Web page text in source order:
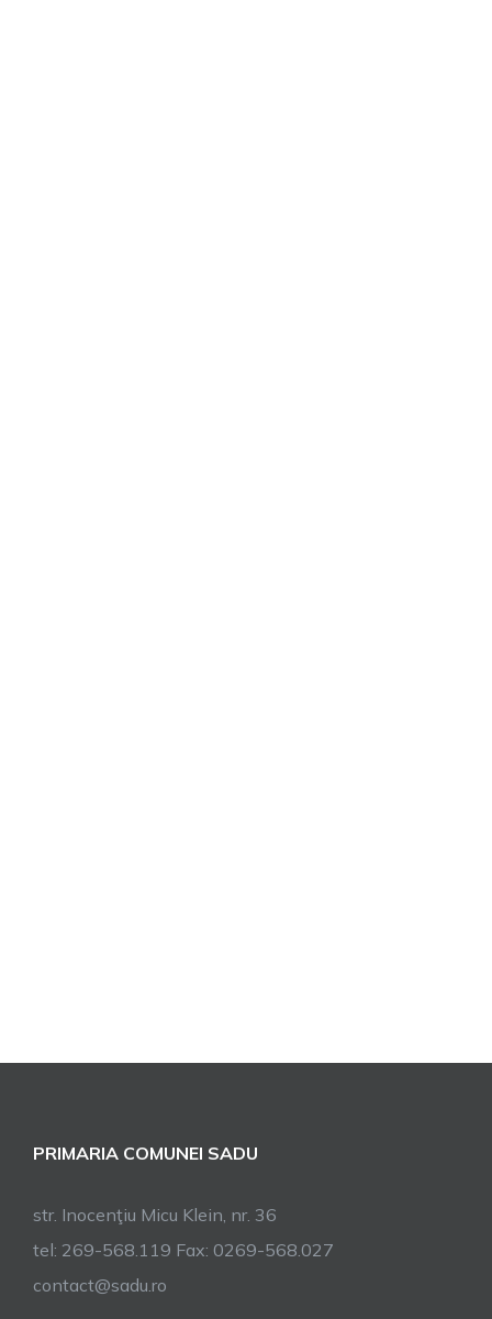
PRIMARIA COMUNEI SADU
str. Inocenţiu Micu Klein, nr. 36
tel: 269-568.119 Fax: 0269-568.027
contact@sadu.ro